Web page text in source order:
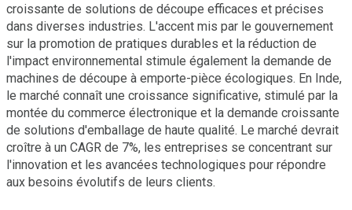
croissante de solutions de découpe efficaces et précises
dans diverses industries. L'accent mis par le gouvernement
sur la promotion de pratiques durables et la réduction de
l'impact environnemental stimule également la demande de
machines de découpe à emporte-pièce écologiques. En Inde,
le marché connaît une croissance significative, stimulé par la
montée du commerce électronique et la demande croissante
de solutions d'emballage de haute qualité. Le marché devrait
croître à un CAGR de 7%, les entreprises se concentrant sur
l'innovation et les avancées technologiques pour répondre
aux besoins évolutifs de leurs clients.